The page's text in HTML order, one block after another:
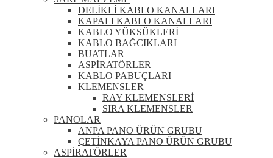
DELİKLİ KABLO KANALLARI
KAPALI KABLO KANALLARI
KABLO YÜKSÜKLERİ
KABLO BAĞCIKLARI
BUATLAR
ASPİRATÖRLER
KABLO PABUÇLARI
KLEMENSLER
RAY KLEMENSLERİ
SIRA KLEMENSLER
PANOLAR
ANPA PANO ÜRÜN GRUBU
ÇETİNKAYA PANO ÜRÜN GRUBU
ASPİRATÖRLER